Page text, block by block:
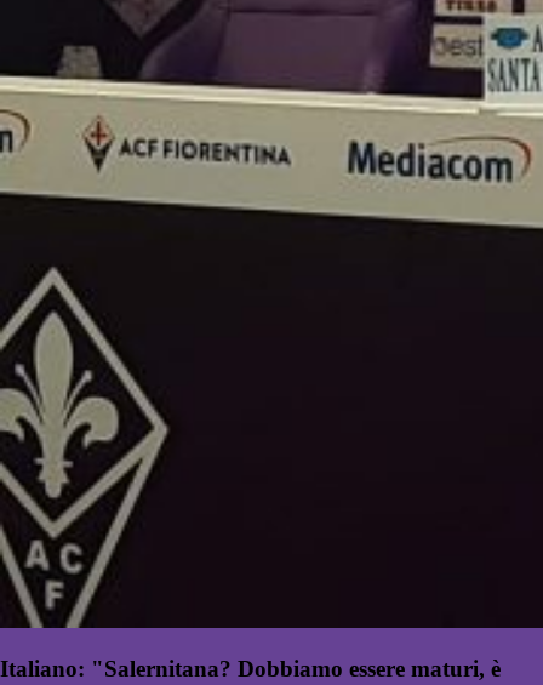
Italiano: "Salernitana? Dobbiamo essere maturi, è